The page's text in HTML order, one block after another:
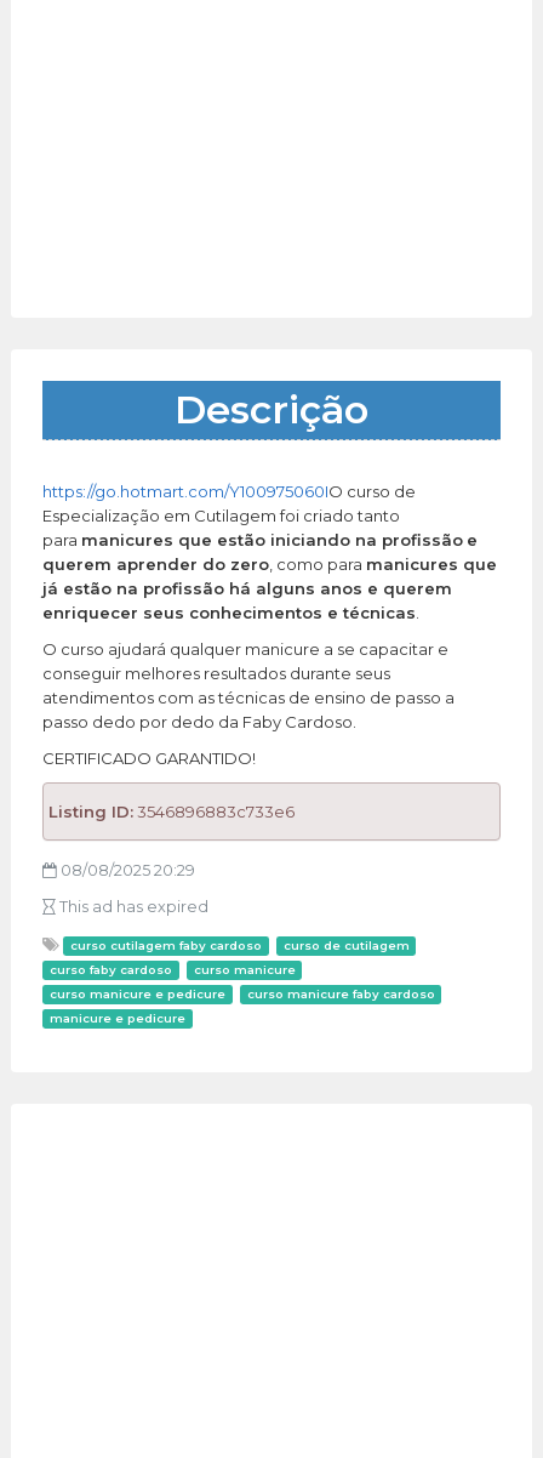
Descrição
https://go.hotmart.com/Y100975060IO curso de
Especialização em Cutilagem foi criado tanto
para manicures que estão iniciando na profissão e
querem aprender do zero , como para manicures que
já estão na profissão há alguns anos e querem
enriquecer seus conhecimentos e técnicas
O curso ajudará qualquer manicure a se capacitar e
conseguir melhores resultados durante seus
atendimentos com as técnicas de ensino de passo a
passo dedo por dedo da Faby Cardoso.
CERTIFICADO GARANTIDO!
Listing ID:3546896883c733e6
08/08/2025 20:29
This ad has expired
curso cutilagem faby cardoso
curso de cutilagem
curso faby cardoso
curso manicure
curso manicure e pedicure
curso manicure faby cardoso
manicure e pedicure